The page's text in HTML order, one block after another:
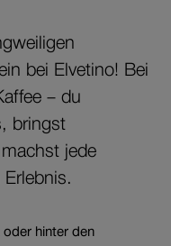
bei Elvetino! Bei
– du
bringst
jede
oder hinter den